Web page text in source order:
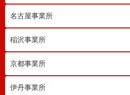
名古屋事業所
稲沢事業所
京都事業所
伊丹事業所